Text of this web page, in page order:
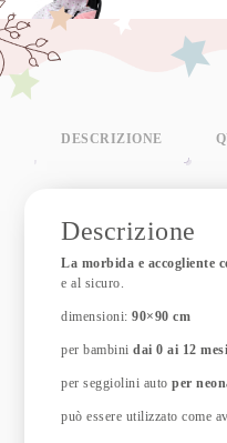
DESCRIZIONE
Descrizione
La morbida e accogliente
e al sicuro.
dimensioni:90×90 cm
per bambinidai 0 ai 12 mesi
per seggiolini autoper
può essere utilizzato come